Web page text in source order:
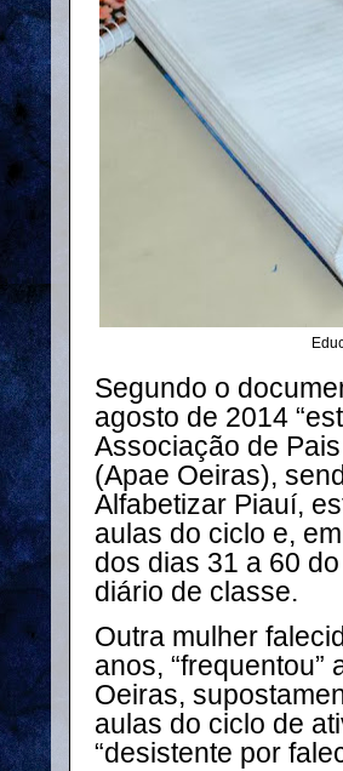
Segundo o
agosto de 2014
Associação de
(Apae Oeiras),
Alfabetizar Piauí,
aulas do ciclo e,
dos dias 31 a 60
diário de classe.
Outra mulher
anos,
Oeiras,
aulas do ciclo de
“desistente por